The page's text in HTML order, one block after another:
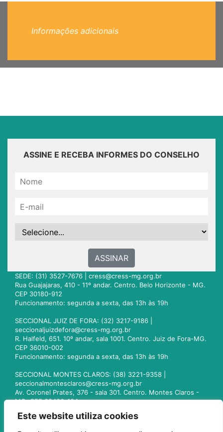
Este website utiliza cookies
Informações adicionais
ASSINE E RECEBA INFORMES DO CONSELHO
ASSINAR
SEDE: (31) 3527-7676 | cress@cress-mg.org.br
Rua Guajajaras, 410 - 11º andar. Centro. Belo Horizonte - MG.
CEP 30180-912
Funcionamento: segunda a sexta, das 13h às 19h
SECCIONAL JUIZ DE FORA: (32) 3217-9186 |
seccionaljuizdefora@cress-mg.org.br
R. Halfeld, 651. 10º andar, sala 1001. Centro. Juiz de Fora-MG.
CEP 36010-002
Funcionamento: segunda a sexta, das 13h às 19h
SECCIONAL MONTES CLAROS: (38) 3221-9358 |
seccionalmontesclaros@cress-mg.org.br
Av. Coronel Prates, 376 - sala 301. Centro. Montes Claros -
MG. CEP 39400-104